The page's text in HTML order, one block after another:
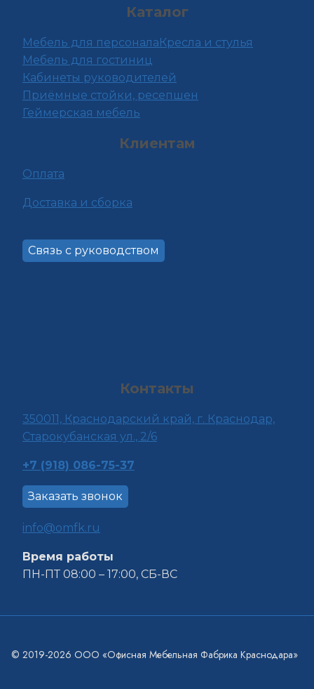
Каталог
Мебель для персоналаКресла и стулья
Мебель для гостиниц
Кабинеты руководителей
Приёмные стойки, ресепшен
Геймерская мебель
Клиентам
Оплата
Доставка и сборка
Связь с руководством
Контакты
350011, Краснодарский край, г. Краснодар,
Старокубанская ул., 2/6
+7 (918) 086-75-37
Заказать звонок
info@omfk.ru
Время работы
ПН-ПТ 08:00 – 17:00, СБ-ВС
© 2019-2026 ООО «Офисная Мебельная Фабрика Краснодара»